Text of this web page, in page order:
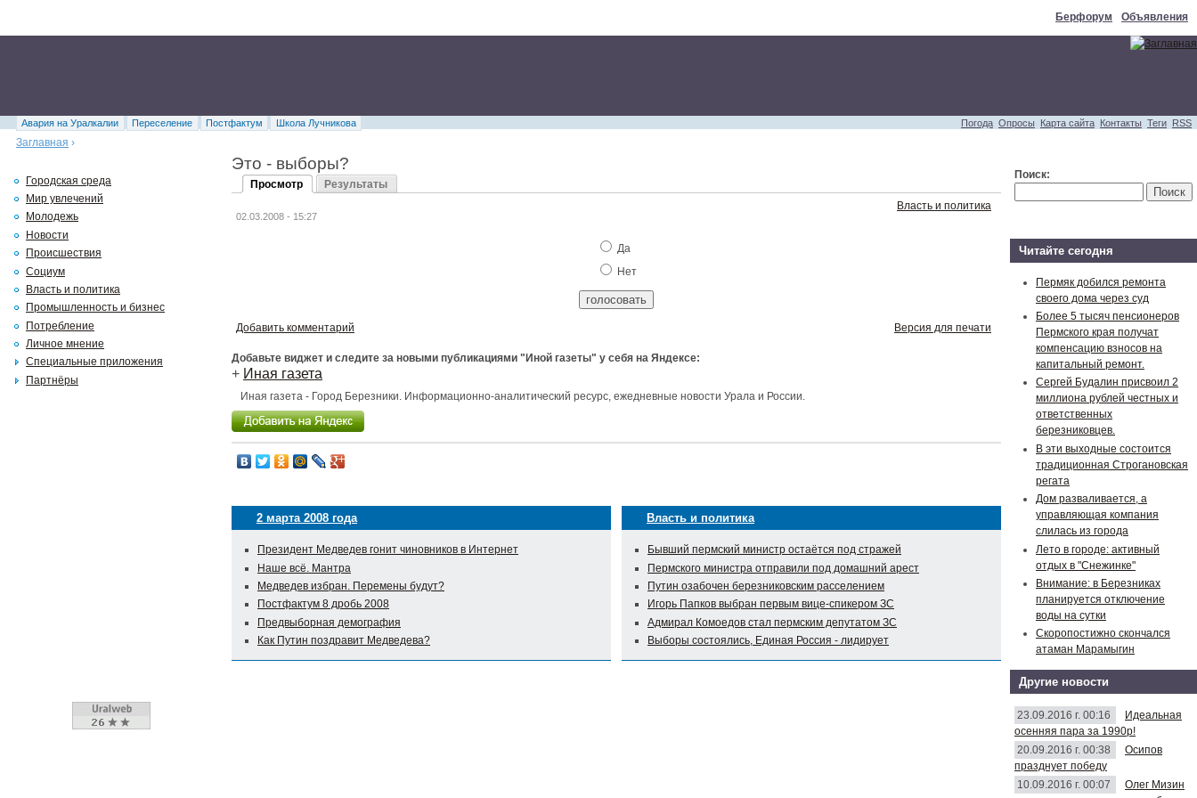
Берфорум Объявления
Погода Опросы Карта сайта Контакты Теги RSS
Авария на Уралкалии Переселение Постфактум
Школа Лучникова
Заглавная ›
Это - выборы?
Просмотр
Результаты
Власть и политика
02.03.2008 - 15:27
Да
Нет
Добавить комментарий Версия для печати
Добавьте виджет и следите за новыми публикациями "Иной газеты" у себя на Яндексе:
+ Иная газета
Иная газета - Город Березники. Информационно-аналитический ресурс, ежедневные новости Урала и России.
2 марта 2008 года
Президент Медведев гонит чиновников в Интернет
Наше всё. Мантра
Медведев избран. Перемены будут?
Постфактум 8 дробь 2008
Предвыборная демография
Как Путин поздравит Медведева?
Власть и политика
Бывший пермский министр остаётся под стражей
Пермского министра отправили под домашний арест
Путин озабочен березниковским расселением
Игорь Папков выбран первым вице-спикером ЗС
Адмирал Комоедов стал пермским депутатом ЗС
Выборы состоялись, Единая Россия - лидирует
Городская среда
Мир увлечений
Молодежь
Новости
Происшествия
Социум
Власть и политика
Промышленность и бизнес
Потребление
Личное мнение
Специальные приложения
Партнёры
Поиск:
Читайте сегодня
Пермяк добился ремонта
своего дома через суд
Более 5 тысяч пенсионеров
Пермского края получат
компенсацию взносов на
капитальный ремонт.
Сергей Будалин присвоил 2
миллиона рублей честных и
ответственных
березниковцев.
В эти выходные состоится
традиционная Строгановская
регата
Дом разваливается, а
управляющая компания
слилась из города
Лето в городе: активный
отдых в "Снежинке"
Внимание: в Березниках
планируется отключение
воды на сутки
Скоропостижно скончался
атаман Марамыгин
Другие новости
23.09.2016 г. 00:16
Идеальная
осенняя пара за 1990р!
20.09.2016 г. 00:38
Осипов
празднует победу
10.09.2016 г. 00:07
Олег Мизин